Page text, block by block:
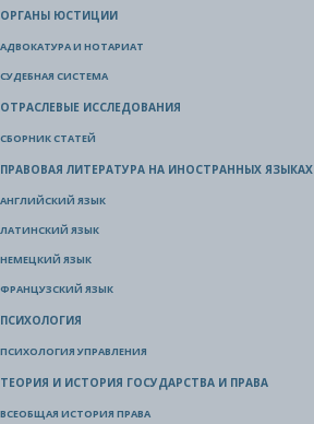
ОРГАНЫ ЮСТИЦИИ
АДВОКАТУРА И НОТАРИАТ
СУДЕБНАЯ СИСТЕМА
ОТРАСЛЕВЫЕ ИССЛЕДОВАНИЯ
СБОРНИК СТАТЕЙ
ПРАВОВАЯ ЛИТЕРАТУРА НА ИНОСТРАННЫХ ЯЗЫКАХ
АНГЛИЙСКИЙ ЯЗЫК
ЛАТИНСКИЙ ЯЗЫК
НЕМЕЦКИЙ ЯЗЫК
ФРАНЦУЗСКИЙ ЯЗЫК
ПСИХОЛОГИЯ
ПСИХОЛОГИЯ УПРАВЛЕНИЯ
ТЕОРИЯ И ИСТОРИЯ ГОСУДАРСТВА И ПРАВА
ВСЕОБЩАЯ ИСТОРИЯ ПРАВА